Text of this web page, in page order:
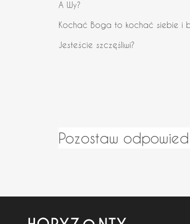
A Wy?
Kochać Boga to kochać siebie i
Jesteście szczęśliwi?
Pozostaw